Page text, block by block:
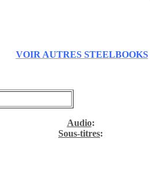
VOIR AUTRES STEELBOOKS
Audio:
Sous-titres: